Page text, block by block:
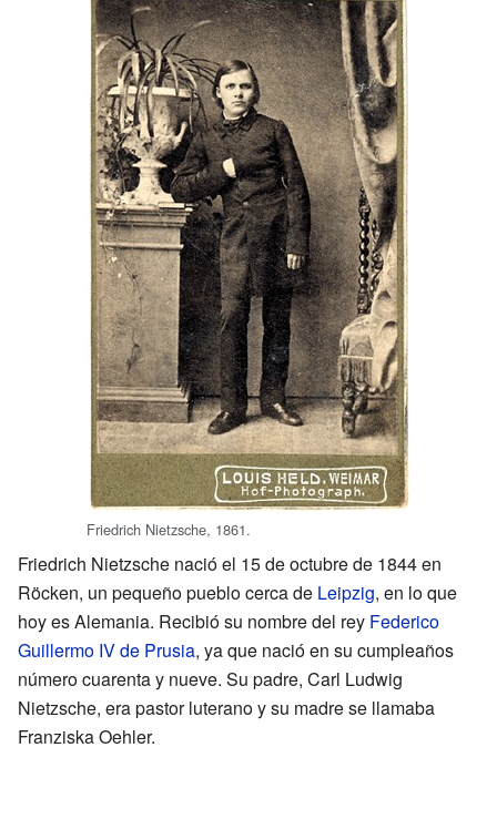
Friedrich Nietzsche, 1861.
Friedrich Nietzsche nació el 15 de octubre de 1844 en
Röcken, un pequeño pueblo cerca de Leipzig, en lo que
hoy es Alemania. Recibió su nombre del rey Federico
Guillermo IV de Prusia, ya que nació en su cumpleaños
número cuarenta y nueve. Su padre, Carl Ludwig
Nietzsche, era pastor luterano y su madre se llamaba
Franziska Oehler.